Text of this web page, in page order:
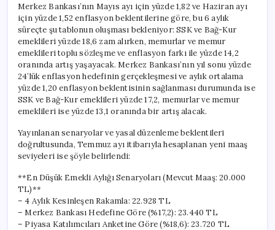
Merkez Bankası’nın Mayıs ayı için yüzde 1,82 ve Haziran ayı
için yüzde 1,52 enflasyon beklentilerine göre, bu 6 aylık
süreçte şu tablonun oluşması bekleniyor: SSK ve Bağ-Kur
emeklileri yüzde 18,6 zam alırken, memurlar ve memur
emeklileri toplu sözleşme ve enflasyon farkı ile yüzde 14,2
oranında artış yaşayacak. Merkez Bankası’nın yıl sonu yüzde
24’lük enflasyon hedefinin gerçekleşmesi ve aylık ortalama
yüzde 1,20 enflasyon beklentisinin sağlanması durumunda ise
SSK ve Bağ-Kur emeklileri yüzde 17,2, memurlar ve memur
emeklileri ise yüzde 13,1 oranında bir artış alacak.
Yayınlanan senaryolar ve yasal düzenleme beklentileri
doğrultusunda, Temmuz ayı itibarıyla hesaplanan yeni maaş
seviyeleri ise şöyle belirlendi:
**En Düşük Emekli Aylığı Senaryoları (Mevcut Maaş: 20.000
TL)**
– 4 Aylık Kesinleşen Rakamla: 22.928 TL
– Merkez Bankası Hedefine Göre (%17,2): 23.440 TL
– Piyasa Katılımcıları Anketine Göre (%18,6): 23.720 TL